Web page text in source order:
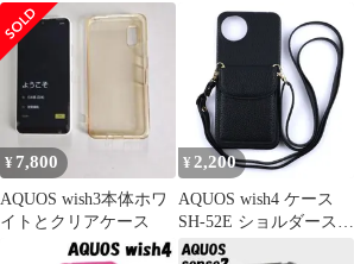
カバー クリア 衝撃吸収
クリアケース 透明
ケースd
¥ 7,800
AQUOS wish3本体ホワ
イトとクリアケース
¥ 2,200
AQUOS wish4 ケース
SH-52E ショルダースト
ラップ レザー 肩掛け